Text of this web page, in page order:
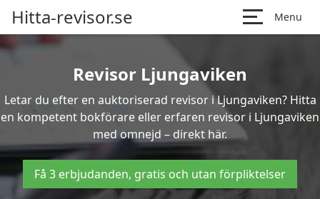
Hitta-revisor.se Menu
Revisor Ljungaviken
Letar du efter en auktoriserad revisor i Ljungaviken? Hitta
en kompetent bokförare eller erfaren revisor i Ljungaviken
med omnejd – direkt här.
Få 3 erbjudanden, gratis och utan förpliktelser